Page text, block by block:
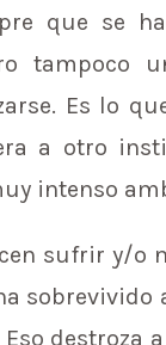
que se
tampoco
Es lo
a otro
intenso
sufrir y/o